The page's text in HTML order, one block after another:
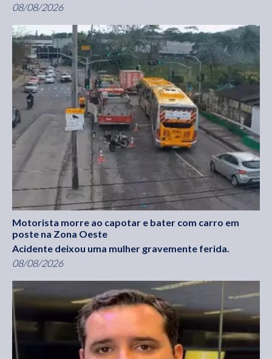
08/08/2026
Motorista morre ao capotar e bater com carro em
poste na Zona Oeste
Acidente deixou uma mulher gravemente ferida.
08/08/2026